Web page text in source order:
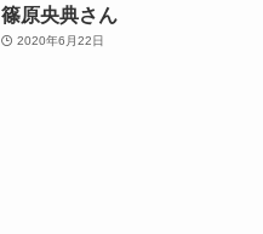
篠原央典さん
2020年6月22日